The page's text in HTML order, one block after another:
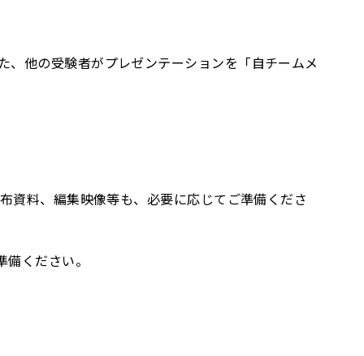
、他の受験者がプレゼンテーションを「自チームメ
資料、編集映像等も、必要に応じてご準備くださ
ください。